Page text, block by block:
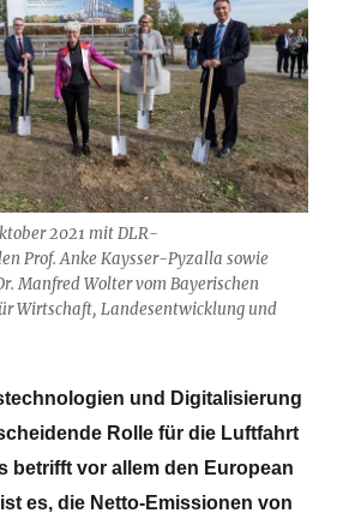
2021 mit DLR-
Prof. Anke Kaysser-Pyzalla sowie
Manfred Wolter vom Bayerischen
Wirtschaft, Landesentwicklung und
und Digitalisierung
Rolle für die Luftfahrt
betrifft vor allem den European
es, die Netto-Emissionen von